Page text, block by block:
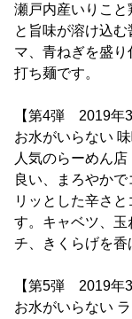
瀬戸内産いりこと
と旨味が溶け込
マ、青ねぎを盛
打ち麺です。
【第4弾 2019年
お水がいらない
人気のらーめん
良い、まろやか
リッとした辛さ
す。キャベツ、
チ、きくらげを香
【第5弾 2019年
お水がいらない